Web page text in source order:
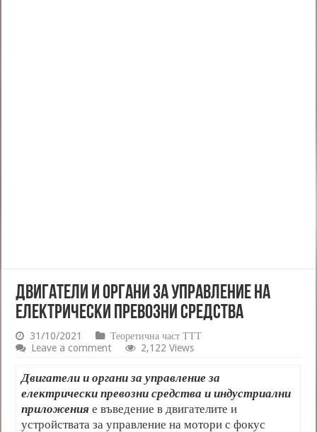
Двигатели и органи за управление на
електрически превозни средства
31/10/2021
Теоретична част ТТТ
Leave a comment
2,122 Views
Двигатели и органи за управление за
електрически превозни средства и индустриални
приложения е въведение в двигателите и
устройствата за управление на мотори с фокус